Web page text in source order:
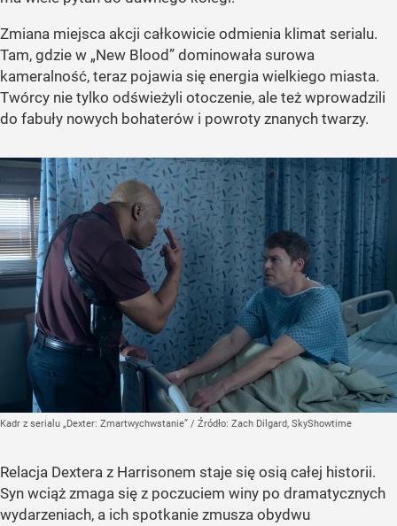
Zmiana miejsca akcji całkowicie odmienia klimat serialu.
Tam, gdzie w „New Blood” dominowała surowa
kameralność, teraz pojawia się energia wielkiego miasta.
Twórcy nie tylko odświeżyli otoczenie, ale też wprowadzili
do fabuły nowych bohaterów i powroty znanych twarzy.
Kadr z serialu „Dexter: Zmartwychwstanie” / Źródło: Zach Dilgard, SkyShowtime
Relacja Dextera z Harrisonem staje się osią całej historii.
Syn wciąż zmaga się z poczuciem winy po dramatycznych
wydarzeniach, a ich spotkanie zmusza obydwu